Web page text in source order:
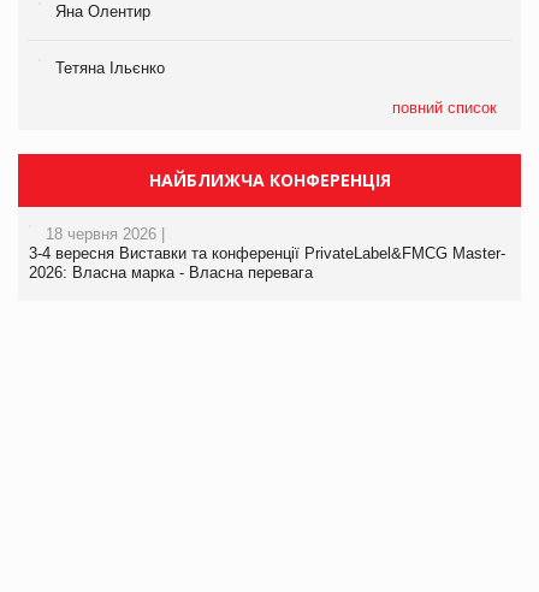
Яна Олентир
Тетяна Ільєнко
повний список
НАЙБЛИЖЧА КОНФЕРЕНЦІЯ
18 червня 2026 |
3-4 вересня Виставки та конференції PrivateLabel&FMCG Master-
2026: Власна марка - Власна перевага